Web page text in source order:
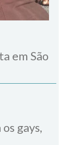
em São
gays,